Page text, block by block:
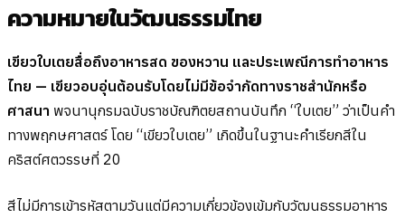
ความหมายในวัฒนธรรมไทย
เขียวใบเตยสื่อถึงอาหารสด ของหวาน และประเพณีการทำอาหาร
ไทย — เขียวอบอุ่นต้อนรับโดยไม่มีข้อจำกัดทางราชสำนักหรือ
ศาสนา พจนานุกรมฉบับราชบัณฑิตยสถานบันทึก “ใบเตย” ว่าเป็นคำ
ทางพฤกษศาสตร์ โดย “เขียวใบเตย” เกิดขึ้นในฐานะคำเรียกสีใน
คริสต์ศตวรรษที่ 20
สีไม่มีการเข้ารหัสตามวันแต่มีความเกี่ยวข้องเข้มกับวัฒนธรรมอาหาร